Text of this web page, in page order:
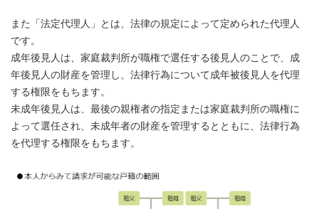
また「法定代理人」とは、法律の規定によって定められた代理人
です。
成年後見人は、家庭裁判所が職権で選任する後見人のことで、成
年後見人の財産を管理し、法律行為について成年被後見人を代理
する権限をもちます。
未成年後見人は、最後の親権者の指定または家庭裁判所の職権に
よって選任され、未成年者の財産を管理するとともに、法律行為
を代理する権限をもちます。